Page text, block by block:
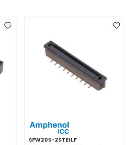
SFW20S-2STE1LF